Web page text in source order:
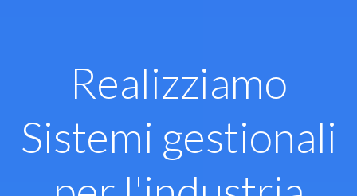
Realizziamo
Sistemi gestionali